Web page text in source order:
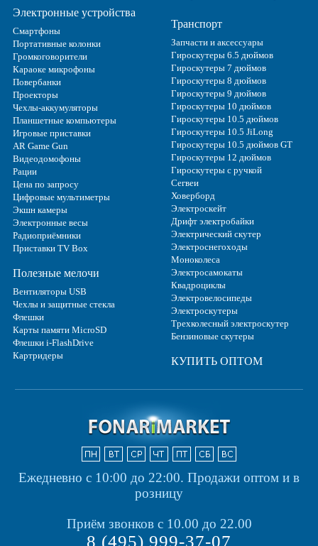
Электронные устройства
Смартфоны
Портативные колонки
Громкоговорители
Караоке микрофоны
Повербанки
Проекторы
Чехлы-аккумуляторы
Планшетные компьютеры
Игровые приставки
AR Game Gun
Видеодомофоны
Рации
Цена по запросу
Цифровые мультиметры
Экшн камеры
Электронные весы
Радиоприёмники
Приставки TV Box
Полезные мелочи
Вентиляторы USB
Чехлы и защитные стекла
Флешки
Карты памяти MicroSD
Флешки i-FlashDrive
Картридеры
Транспорт
Запчасти и аксессуары
Гироскутеры 6.5 дюймов
Гироскутеры 7 дюймов
Гироскутеры 8 дюймов
Гироскутеры 9 дюймов
Гироскутеры 10 дюймов
Гироскутеры 10.5 дюймов
Гироскутеры 10.5 JiLong
Гироскутеры 10.5 дюймов GT
Гироскутеры 12 дюймов
Гироскутеры с ручкой
Сегвеи
Ховерборд
Электроскейт
Дрифт электробайки
Электрический скутер
Электроснегоходы
Моноколеса
Электросамокаты
Квадроциклы
Электровелосипеды
Электроскутеры
Трехколесный электроскутер
Бензиновые скутеры
КУПИТЬ ОПТОМ
Ежедневно с 10:00 до 22:00. Продажи оптом и в
розницу
Приём звонков с 10.00 до 22.00
8 (495) 999-37-07